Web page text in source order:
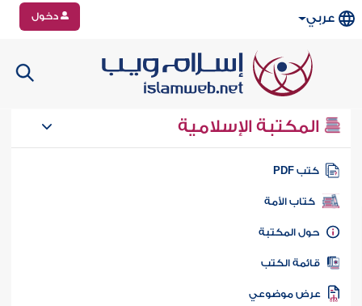
عربي دخول
المكتبة الإسلامية
كتب PDF
كتاب الأمة
المكتبة
الكتب